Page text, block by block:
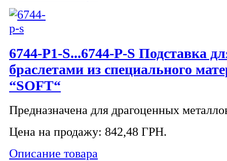
6744-P1-S...6744-P-S Подставка
браслетами из специального
“SOFT“
Предназначена для драгоценных
Цена на продажу: 842,48 ГРН.
Описание товара